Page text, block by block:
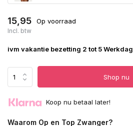
15,95 Op voorraad
Incl. btw
ivm vakantie bezetting 2 tot 5
Shop nu
Koop nu betaal later!
Waarom Op en Top Zwanger?